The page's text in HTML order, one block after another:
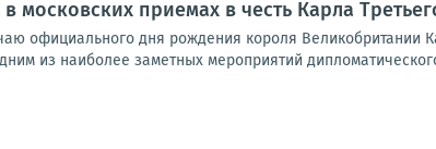
в московских приемах в честь Карла
официального дня рождения короля Великобритании
из наиболее заметных мероприятий